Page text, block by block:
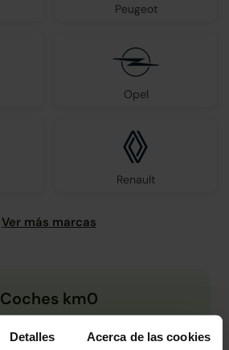
Detalles Acerca de las cookies
Peugeot
Opel
Renault
Coches km0